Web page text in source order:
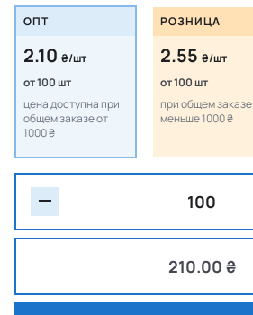
ОПТ
2.10 ₴/шт
от 100 шт
цена доступна при
общем заказе от
1000 ₴
РОЗНИЦА
2.55 ₴/шт
от 100 шт
при общем заказе
меньше 1000 ₴
210.00 ₴